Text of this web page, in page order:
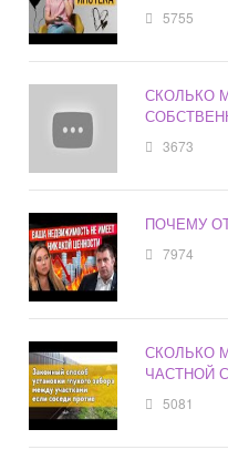
5755
СКОЛЬКО
3673
ПОЧЕМУ
7974
СКОЛЬКО
ЧАСТНОЙ
5081